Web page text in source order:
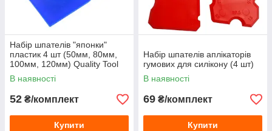
Набір шпателів "японки"
пластик 4 шт (50мм, 80мм,
100мм, 120мм) Quality Tool
В наявності
52 ₴/комплект
Купити
Набір шпателів аплікаторів
гумових для силікону (4 шт)
В наявності
69 ₴/комплект
Купити